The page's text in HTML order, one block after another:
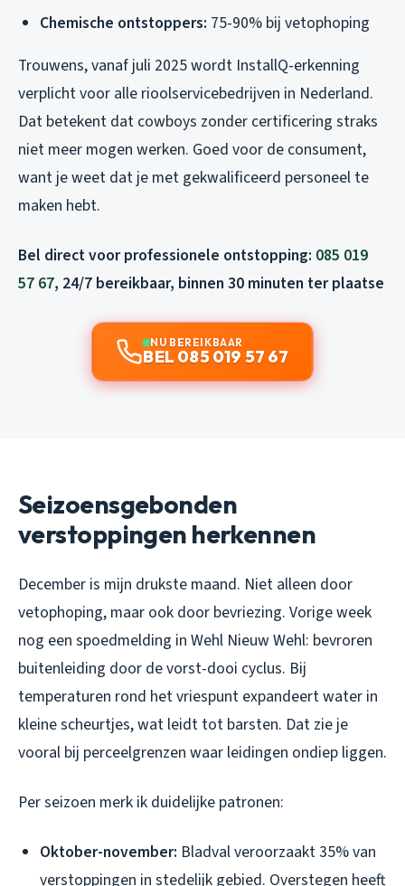
Chemische ontstoppers: 75-90% bij vetophoping
Trouwens, vanaf juli 2025 wordt InstallQ-erkenning
verplicht voor alle rioolservicebedrijven in Nederland.
Dat betekent dat cowboys zonder certificering straks
niet meer mogen werken. Goed voor de consument,
want je weet dat je met gekwalificeerd personeel te
maken hebt.
Bel direct voor professionele ontstopping: 085 019
57 67, 24/7 bereikbaar, binnen 30 minuten ter plaatse
NU BEREIKBAAR
BEL 085 019 57 67
Seizoensgebonden
verstoppingen herkennen
December is mijn drukste maand. Niet alleen door
vetophoping, maar ook door bevriezing. Vorige week
nog een spoedmelding in Wehl Nieuw Wehl: bevroren
buitenleiding door de vorst-dooi cyclus. Bij
temperaturen rond het vriespunt expandeert water in
kleine scheurtjes, wat leidt tot barsten. Dat zie je
vooral bij perceelgrenzen waar leidingen ondiep liggen.
Per seizoen merk ik duidelijke patronen:
Oktober-november: Bladval veroorzaakt 35% van
verstoppingen in stedelijk gebied. Overstegen heeft